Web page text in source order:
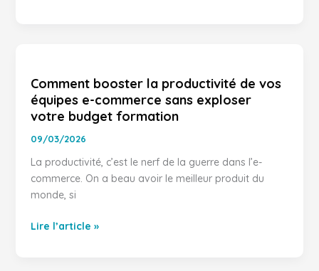
Comment booster la productivité de vos
équipes e-commerce sans exploser
votre budget formation
09/03/2026
La productivité, c’est le nerf de la guerre dans l’e-
commerce. On a beau avoir le meilleur produit du
monde, si
la
productivité
de
vos
e-
commerce
sans
votre
Lire l’article »